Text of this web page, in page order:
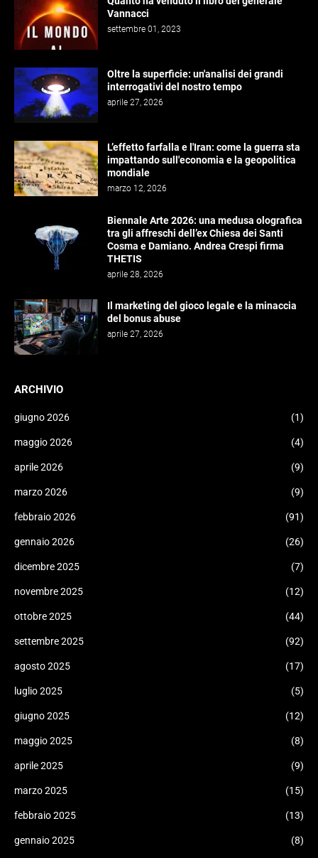
Vannacci
settembre 01, 2023
Oltre la superficie: un'analisi dei grandi
interrogativi del nostro tempo
aprile 27, 2026
L’effetto farfalla e l'Iran: come la guerra sta
impattando sull'economia e la geopolitica
mondiale
marzo 12, 2026
Biennale Arte 2026: una medusa olografica
tra gli affreschi dell’ex Chiesa dei Santi
Cosma e Damiano. Andrea Crespi firma
THETIS
aprile 28, 2026
Il marketing del gioco legale e la minaccia
del bonus abuse
aprile 27, 2026
ARCHIVIO
giugno 2026 (1)
maggio 2026 (4)
aprile 2026 (9)
marzo 2026 (9)
febbraio 2026 (91)
gennaio 2026 (26)
dicembre 2025 (7)
novembre 2025 (12)
ottobre 2025 (44)
settembre 2025 (92)
agosto 2025 (17)
luglio 2025 (5)
giugno 2025 (12)
maggio 2025 (8)
aprile 2025 (9)
marzo 2025 (15)
febbraio 2025 (13)
gennaio 2025 (8)